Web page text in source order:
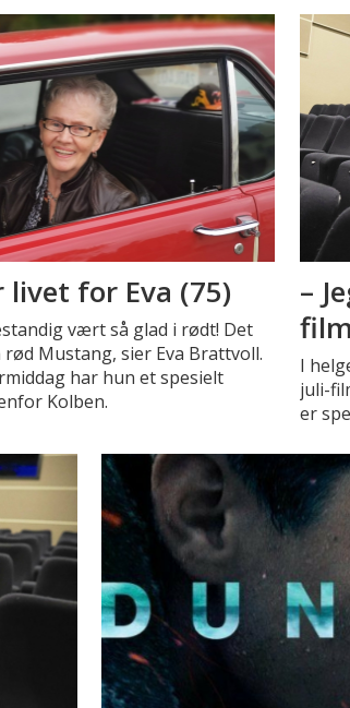
livet for Eva (75)
vært så glad i rødt! Det
Mustang, sier Eva Brattvoll.
har hun et spesielt
Kolben.
–
I
juli-
er